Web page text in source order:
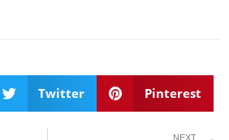
Twitter Pinterest
NEXT